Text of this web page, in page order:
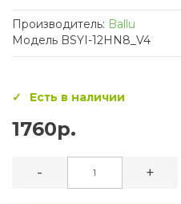
Производитель: Ballu
Модель BSYI-12HN8_V4
Есть в наличии
1760р.
- +